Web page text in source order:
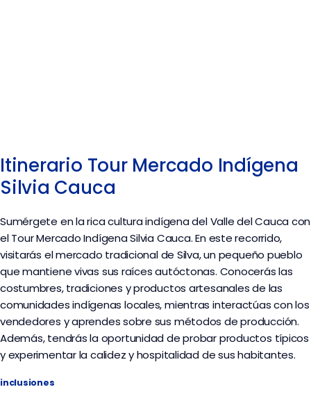
Itinerario Tour Mercado Indígena
Silvia Cauca
Sumérgete en la rica cultura indígena del Valle del Cauca con
el Tour Mercado Indígena Silvia Cauca. En este recorrido,
visitarás el mercado tradicional de Silva, un pequeño pueblo
que mantiene vivas sus raíces autóctonas. Conocerás las
costumbres, tradiciones y productos artesanales de las
comunidades indígenas locales, mientras interactúas con los
vendedores y aprendes sobre sus métodos de producción.
Además, tendrás la oportunidad de probar productos típicos
y experimentar la calidez y hospitalidad de sus habitantes.
inclusiones